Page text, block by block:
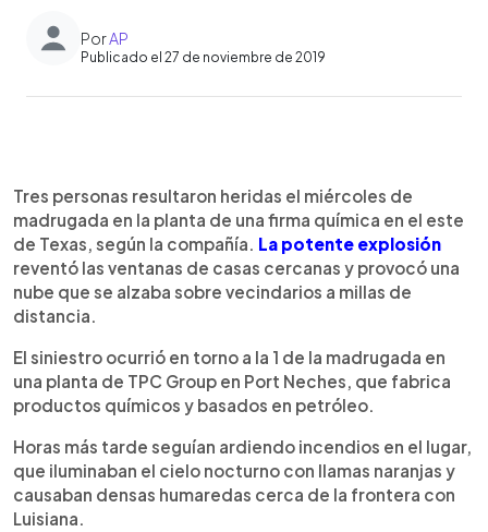
PorAP
Publicado el 27 de noviembre de 2019
Escuchar artículo
Tres personas resultaron heridas el miércoles de
madrugada en la planta de una firma quí­mica en el este
de Texas, según la compañí­a. La potente explosión
reventó las ventanas de casas cercanas y provocó una
nube que se alzaba sobre vecindarios a millas de
distancia.
El siniestro ocurrió en torno a la 1 de la madrugada en
una planta de TPC Group en Port Neches, que fabrica
productos quí­micos y basados en petróleo.
Horas más tarde seguí­an ardiendo incendios en el lugar,
que iluminaban el cielo nocturno con llamas naranjas y
causaban densas humaredas cerca de la frontera con
Luisiana.